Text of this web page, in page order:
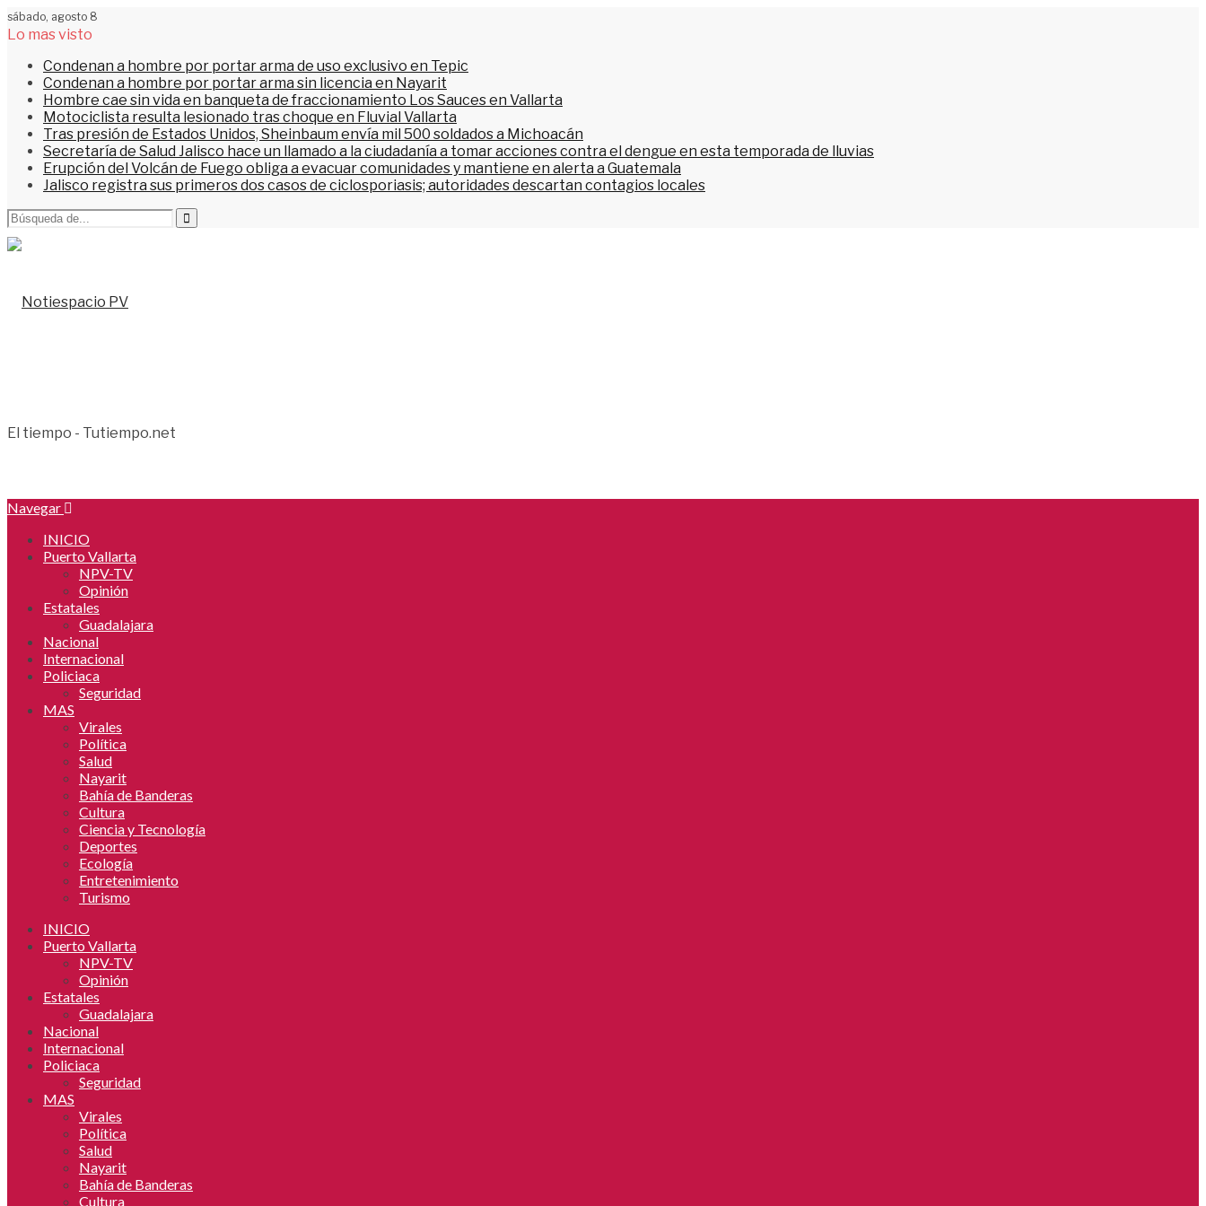
sábado, agosto 8
Lo mas visto
Condenan a hombre por portar arma de uso exclusivo en Tepic
Condenan a hombre por portar arma sin licencia en Nayarit
Hombre cae sin vida en banqueta de fraccionamiento Los Sauces en Vallarta
Motociclista resulta lesionado tras choque en Fluvial Vallarta
Tras presión de Estados Unidos, Sheinbaum envía mil 500 soldados a Michoacán
Secretaría de Salud Jalisco hace un llamado a la ciudadanía a tomar acciones contra el dengue en esta temporada de lluvias
Erupción del Volcán de Fuego obliga a evacuar comunidades y mantiene en alerta a Guatemala
Jalisco registra sus primeros dos casos de ciclosporiasis; autoridades descartan contagios locales
El tiempo - Tutiempo.net
Navegar
INICIO
Puerto Vallarta
NPV-TV
Opinión
Estatales
Guadalajara
Nacional
Internacional
Policiaca
Seguridad
MAS
Virales
Política
Salud
Nayarit
Bahía de Banderas
Cultura
Ciencia y Tecnología
Deportes
Ecología
Entretenimiento
Turismo
INICIO
Puerto Vallarta
NPV-TV
Opinión
Estatales
Guadalajara
Nacional
Internacional
Policiaca
Seguridad
MAS
Virales
Política
Salud
Nayarit
Bahía de Banderas
Cultura